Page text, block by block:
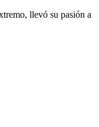
llevó su pasión a